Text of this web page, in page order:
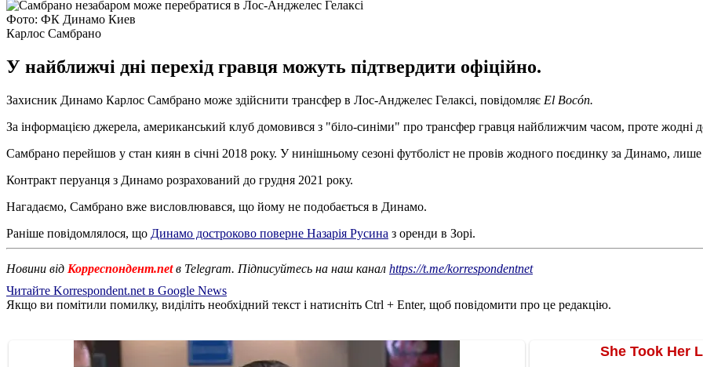
Фото: ФК Динамо Киев
Карлос Самбрано
У найближчі дні перехід гравця можуть підтвердити офіційно.
Захисник Динамо Карлос Самбрано може здійснити трансфер в Лос-Анджелес Гелаксі, повідомляє El Bocón.
За інформацією джерела, американський клуб домовився з "біло-синіми" про трансфер гравця найближчим часом, проте жодні
Самбрано перейшов у стан киян в січні 2018 року. У нинішньому сезоні футболіст не провів жодного поєдинку за Динамо,
Контракт перуанця з Динамо розрахований до грудня 2021 року.
Нагадаємо, Самбрано вже висловлювався, що йому не подобається в Динамо.
Раніше повідомлялося, що Динамо достроково поверне Назарія Русина з оренди в Зорі.
Новини від Корреспондент.netв Telegram. Підписуйтесь на наш канал https://t.me/korrespondentnet
Читайте Korrespondent.net в Google News
Якщо ви помітили помилку, виділіть необхідний текст і натисніть Ctrl + Enter, щоб повідомити про це редакцію.